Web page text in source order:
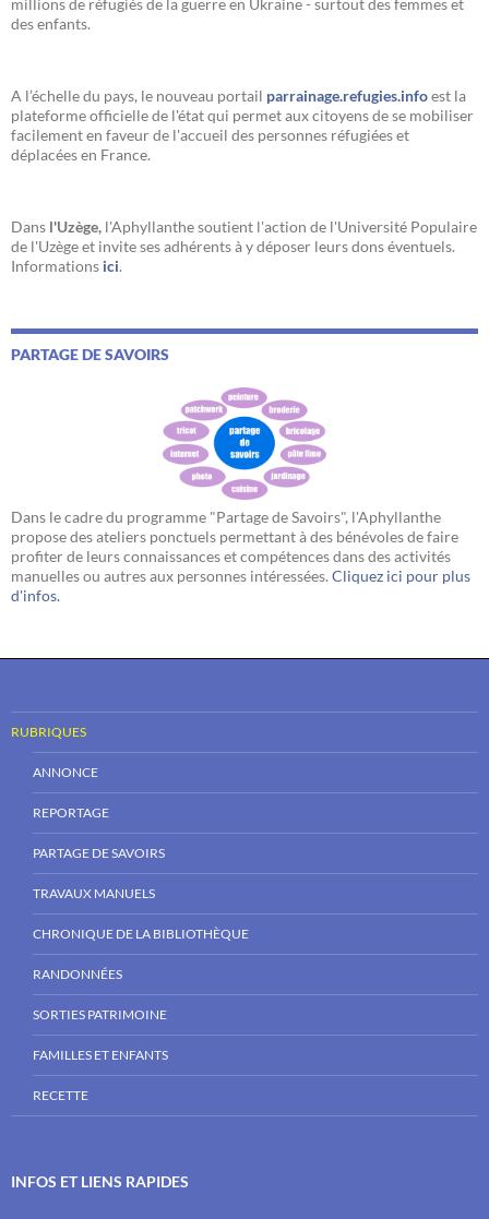
millions de réfugiés de la guerre en Ukraine - surtout des femmes et
des enfants.
A l’échelle du pays, le nouveau portail parrainage.refugies.infoest la
plateforme officielle de l'état qui permet aux citoyens de se mobiliser
facilement en faveur de l'accueil des personnes réfugiées et
déplacées en France.
Dans l'Uzège, l'Aphyllanthe soutient l'action de l'Université Populaire
de l'Uzège et invite ses adhérents à y déposer leurs dons éventuels.
Informations ici.
PARTAGE DE SAVOIRS
Dans le cadre du programme "Partage de Savoirs", l'Aphyllanthe
propose des ateliers ponctuels permettant à des bénévoles de faire
profiter de leurs connaissances et compétences dans des activités
manuelles ou autres aux personnes intéressées. Cliquez ici pour plus
d'infos.
RUBRIQUES
ANNONCE
REPORTAGE
PARTAGE DE SAVOIRS
TRAVAUX MANUELS
CHRONIQUE DE LA BIBLIOTHÈQUE
RANDONNÉES
SORTIES PATRIMOINE
FAMILLES ET ENFANTS
RECETTE
INFOS ET LIENS RAPIDES